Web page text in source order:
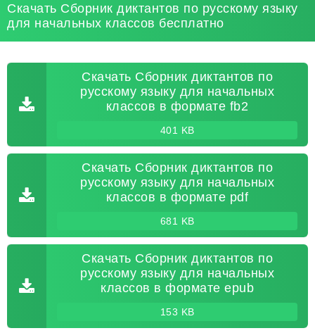
Скачать Сборник диктантов по русскому языку
для начальных классов бесплатно
Скачать Сборник диктантов по
русскому языку для начальных
классов в формате fb2
401 KB
Скачать Сборник диктантов по
русскому языку для начальных
классов в формате pdf
681 KB
Скачать Сборник диктантов по
русскому языку для начальных
классов в формате epub
153 KB